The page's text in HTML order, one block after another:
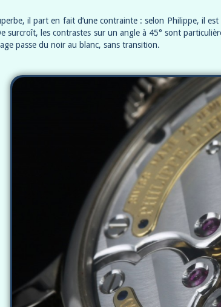
il part en fait d’une contrainte : selon Philippe, il
surcroît, les contrastes sur un angle à 45° sont
passe du noir au blanc, sans transition.